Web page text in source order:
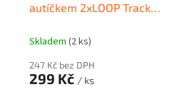
autíčkem 2xLOOP Track
Skladem (2 ks)
247 Kč bez DPH
299 Kč / ks